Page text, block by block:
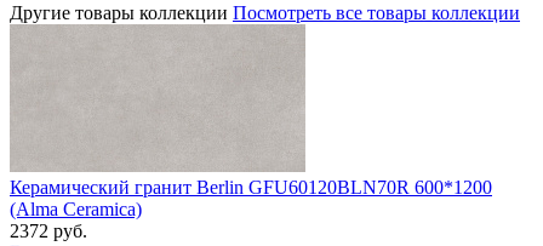
Другие товары коллекции Посмотреть все товары коллекции
Керамический гранит Berlin GFU60120BLN70R 600*1200
(Alma Ceramica)
2372 руб.